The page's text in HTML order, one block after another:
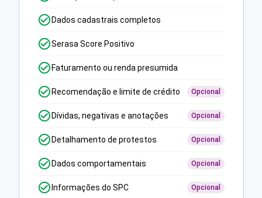
Dados cadastrais completos
Serasa Score Positivo
Faturamento ou renda presumida
Recomendação e limite de crédito Opcional
Dívidas, negativas e anotações Opcional
Detalhamento de protestos Opcional
Dados comportamentais Opcional
Informações do SPC Opcional